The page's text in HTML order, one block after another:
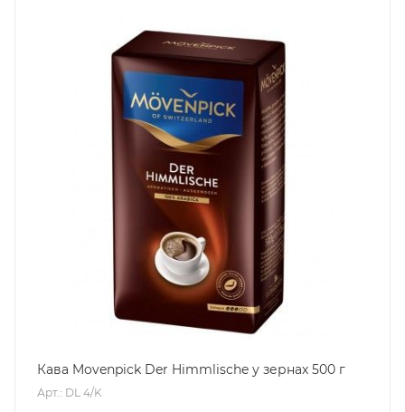
Кава Movenpick Der Himmlische у зернах 500 г
Арт.: DL 4/K